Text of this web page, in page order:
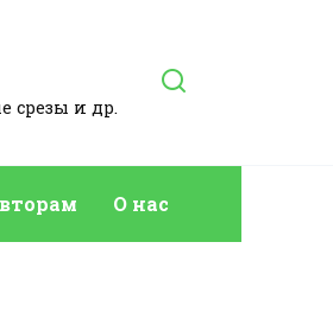
срезы и др.
О нас